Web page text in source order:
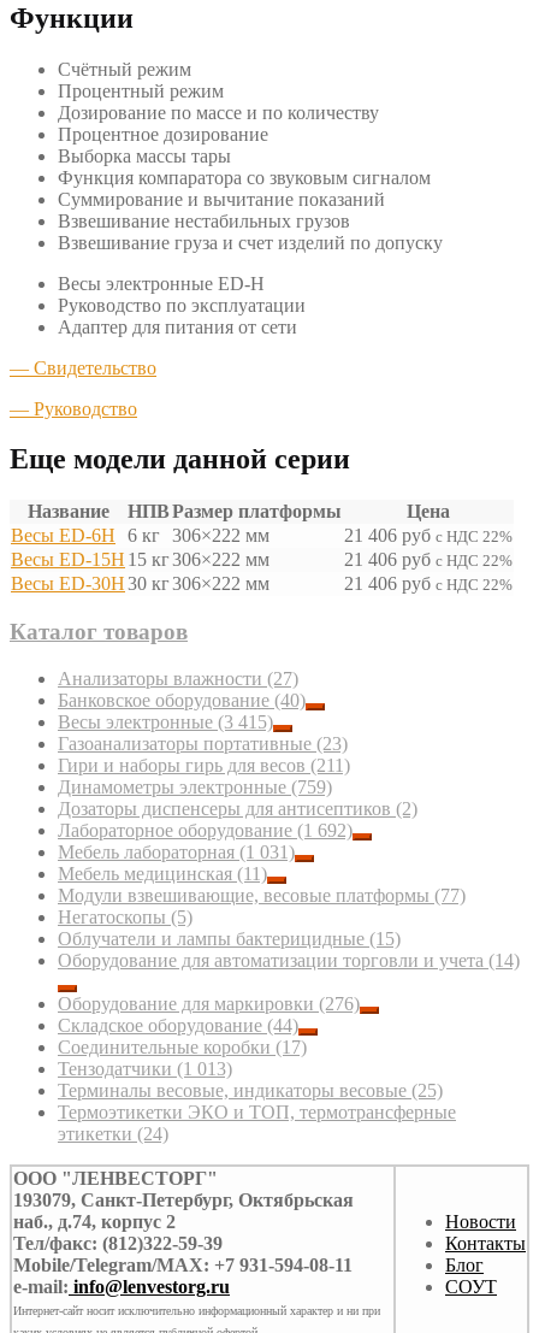
Функции
Счётный режим
Процентный режим
Дозирование по массе и по количеству
Процентное дозирование
Выборка массы тары
Функция компаратора со звуковым сигналом
Суммирование и вычитание показаний
Взвешивание нестабильных грузов
Взвешивание груза и счет изделий по допуску
Весы электронные ED-Н
Руководство по эксплуатации
Адаптер для питания от сети
— Свидетельство
— Руководство
Еще модели данной серии
Название НПВРазмер платформы
Цена
Весы ED-6H
6 кг 306×222 мм 21 406 руб с НДС 22%
Весы ED-15H 15 кг306×222 мм 21 406 руб с НДС 22%
Весы ED-30H30 кг306×222 мм 21 406 руб с НДС 22%
Каталог товаров
Анализаторы влажности (27)
Банковское оборудование (40)
Весы электронные (3 415)
Газоанализаторы портативные (23)
Гири и наборы гирь для весов (211)
Динамометры электронные (759)
Дозаторы диспенсеры для антисептиков (2)
Лабораторное оборудование (1 692)
Мебель лабораторная (1 031)
Мебель медицинская (11)
Модули взвешивающие, весовые платформы (77)
Негатоскопы (5)
Облучатели и лампы бактерицидные (15)
Оборудование для автоматизации торговли и учета (14)
Оборудование для маркировки (276)
Складское оборудование (44)
Соединительные коробки (17)
Тензодатчики (1 013)
Терминалы весовые, индикаторы весовые (25)
Термоэтикетки ЭКО и ТОП, термотрансферные
этикетки (24)
ООО "ЛЕНВЕСТОРГ"
193079, Санкт-Петербург, Октябрьская
наб., д.74, корпус 2
Тел/факс: (812)322-59-39
Mobile/Telegram/MAX: +7 931-594-08-11
e-mail: info@lenvestorg.ru
Интернет-сайт носит исключительно информационный характер и ни при
Новости
Контакты
Блог
СОУТ